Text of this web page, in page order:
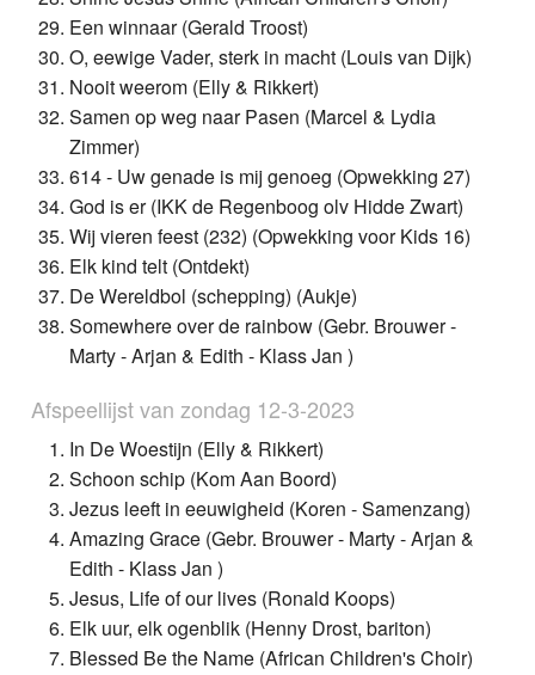
Een winnaar (Gerald Troost)
O, eewige Vader, sterk in macht (Louis van Dijk)
Nooit weerom (Elly & Rikkert)
Samen op weg naar Pasen (Marcel & Lydia
Zimmer)
614 - Uw genade is mij genoeg (Opwekking 27)
God is er (IKK de Regenboog olv Hidde Zwart)
Wij vieren feest (232) (Opwekking voor Kids 16)
Elk kind telt (Ontdekt)
De Wereldbol (schepping) (Aukje)
Somewhere over de rainbow (Gebr. Brouwer -
Marty - Arjan & Edith - Klass Jan )
Afspeellijst van zondag 12-3-2023
In De Woestijn (Elly & Rikkert)
Schoon schip (Kom Aan Boord)
Jezus leeft in eeuwigheid (Koren - Samenzang)
Amazing Grace (Gebr. Brouwer - Marty - Arjan &
Edith - Klass Jan )
Jesus, Life of our lives (Ronald Koops)
Elk uur, elk ogenblik (Henny Drost, bariton)
Blessed Be the Name (African Children's Choir)